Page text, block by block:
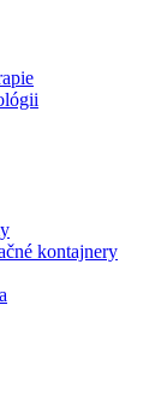
katalóg B.
kontajnery